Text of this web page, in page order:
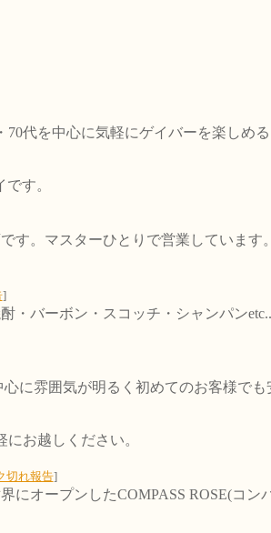
代を中心に気軽にゲイバーを楽しめ
す。
す。マスターひとりで営業していま
]
・バーボン・スコッチ・シャンパン
に雰囲気が明るく初めてのお客様でも
お越しください。
切れ報告]
オープンしたCOMPASS ROSE(コ